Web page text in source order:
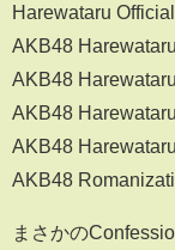
Harewataru
AKB48 Harewataru
AKB48
AKB48
AKB48
AKB48
まさかの